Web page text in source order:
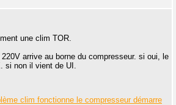
une clim TOR.
arrive au borne du compresseur. si oui, le
si non il vient de UI.
clim fonctionne le compresseur démarre